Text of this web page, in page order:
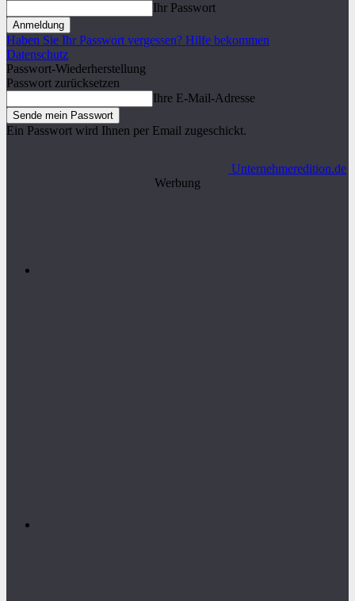
Ihr Passwort
Haben Sie Ihr Passwort vergessen? Hilfe bekommen
Datenschutz
Passwort-Wiederherstellung
Passwort zurücksetzen
Ihre E-Mail-Adresse
Ein Passwort wird Ihnen per Email zugeschickt.
Unternehmeredition.de
Werbung